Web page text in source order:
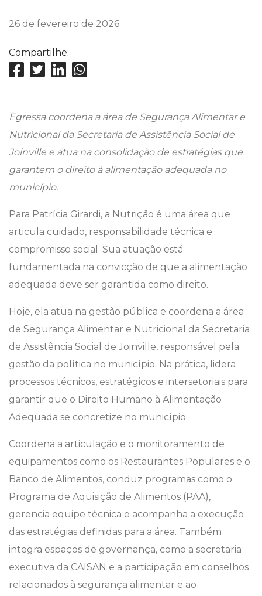
26 de fevereiro de 2026
Compartilhe:
Egressa coordena a área de Segurança Alimentar e
Nutricional da Secretaria de Assistência Social de
Joinville e atua na consolidação de estratégias que
garantem o direito à alimentação adequada no
município.
Para Patrícia Girardi, a Nutrição é uma área que
articula cuidado, responsabilidade técnica e
compromisso social. Sua atuação está
fundamentada na convicção de que a alimentação
adequada deve ser garantida como direito.
Hoje, ela atua na gestão pública e coordena a área
de Segurança Alimentar e Nutricional da Secretaria
de Assistência Social de Joinville, responsável pela
gestão da política no município. Na prática, lidera
processos técnicos, estratégicos e intersetoriais para
garantir que o Direito Humano à Alimentação
Adequada se concretize no município.
Coordena a articulação e o monitoramento de
equipamentos como os Restaurantes Populares e o
Banco de Alimentos, conduz programas como o
Programa de Aquisição de Alimentos (PAA),
gerencia equipe técnica e acompanha a execução
das estratégias definidas para a área. Também
integra espaços de governança, como a secretaria
executiva da CAISAN e a participação em conselhos
relacionados à segurança alimentar e ao